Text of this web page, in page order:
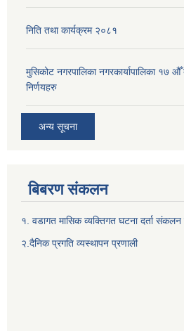
निति तथा कार्यक्रम २०८१
मुसिकोट नगरपालिका नगरकार्यापालिका
निर्णयहरु
अन्य सूचना
बिबरण संकलन
१. वडागत मासिक व्यक्तिगत घटना दर्ता संकलन
२.दैनिक प्रगति व्यस्थापन प्रणाली